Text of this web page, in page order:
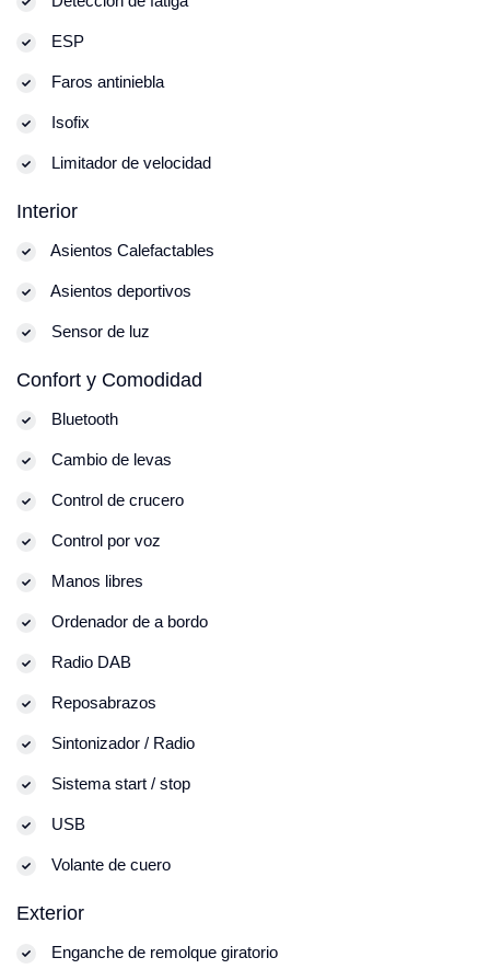
ESP
Faros antiniebla
Isofix
Limitador de velocidad
Interior
Asientos Calefactables
Asientos deportivos
Sensor de luz
Confort y Comodidad
Bluetooth
Cambio de levas
Control de crucero
Control por voz
Manos libres
Ordenador de a bordo
Radio DAB
Reposabrazos
Sintonizador / Radio
Sistema start / stop
USB
Volante de cuero
Exterior
Enganche de remolque giratorio